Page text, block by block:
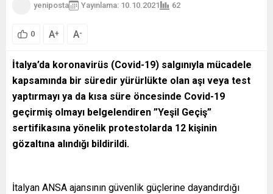
yeniposta Yayınlama: 10.10.2021 62
0 A+ A-
İtalya’da koronavirüs (Covid-19) salgınıyla mücadele
kapsamında bir süredir yürürlükte olan aşı veya test
yaptırmayı ya da kısa süre öncesinde Covid-19
geçirmiş olmayı belgelendiren ”Yeşil Geçiş”
sertifikasına yönelik protestolarda 12 kişinin
gözaltına alındığı bildirildi.
İtalyan ANSA ajansının güvenlik güçlerine dayandırdığı